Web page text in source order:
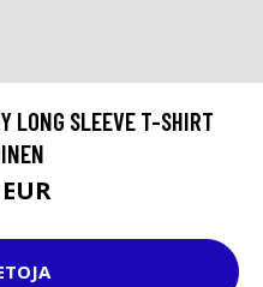
LONG SLEEVE T-SHIRT